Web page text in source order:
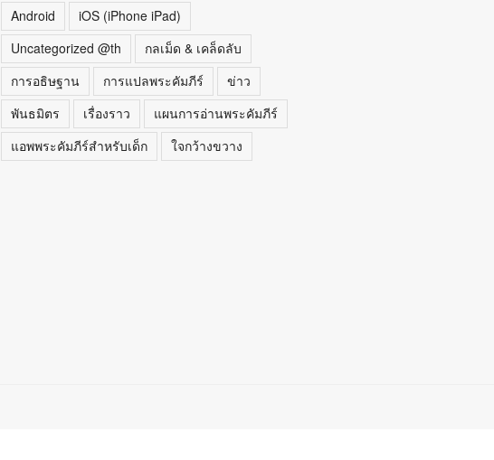
Android
iOS (iPhone iPad)
Uncategorized @th
กลเม็ด & เคล็ดลับ
การอธิษฐาน
การแปลพระคัมภีร์
ข่าว
พันธมิตร
เรื่องราว
แผนการอ่านพระคัมภีร์
แอพพระคัมภีร์สำหรับเด็ก
ใจกว้างขวาง